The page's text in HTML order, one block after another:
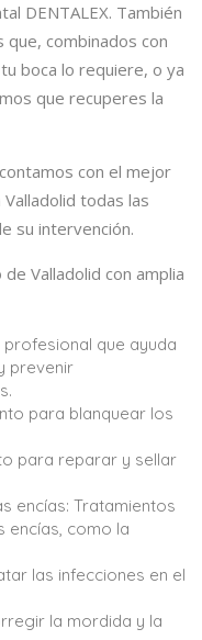
DENTALEX. También
combinados con
boca lo requiere, o ya
que recuperes la
con el mejor
todas las
su intervención.
Valladolid con amplia
profesional que ayuda
prevenir
para blanquear los
para reparar y sellar
encías: Tratamientos
encías, como la
las infecciones en el
la mordida y la